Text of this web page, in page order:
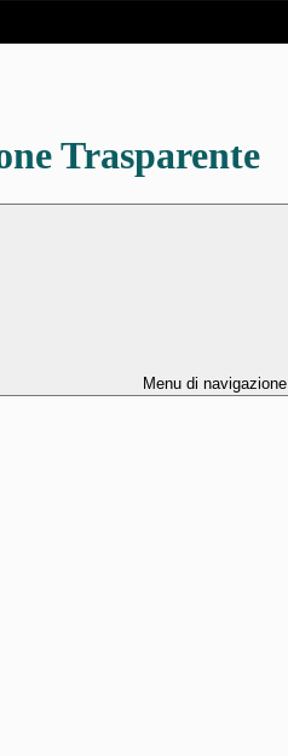
Trasparente
Menu di navigazione